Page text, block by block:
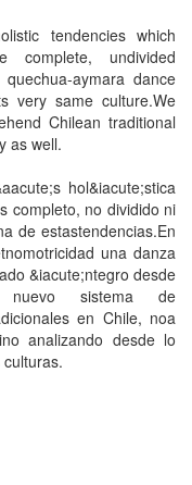
tendencies which
complete, undivided
aymara dance
very same culture.We
Chilean traditional
as well.
hol&iacute;stica
completo, no dividido ni
de estastendencias.En
una danza
&iacute;ntegro desde
nuevo sistema de
en Chile, noa
analizando desde lo